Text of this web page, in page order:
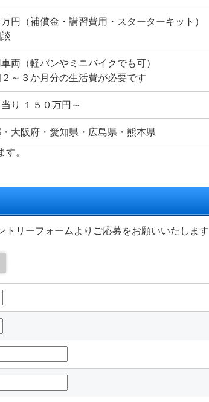
万円（補償金・講習費用・スターターキット）
両（軽バンやミニバイクでも可）
～３か月分の生活費が必要です
当り １５０万円～
大阪府・愛知県・広島県・熊本県
。
リーフォームよりご応募をお願いいたしま